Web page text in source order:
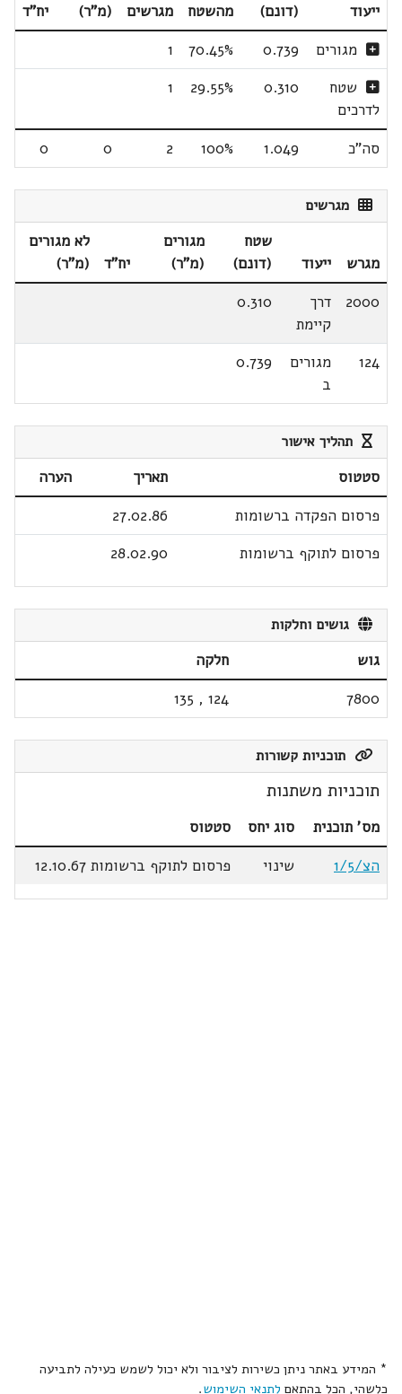
ייעוד
(דונם)
מהשטח
מגרשים
(מ"ר)
יח"ד
מגורים
0.739
70.45%
1
שטח
לדרכים
0.310
29.55%
1
סה"כ 1.049
100%
2
0
0
מגרשים
מגרש ייעוד
שטח
(דונם)
מגורים
(מ"ר)
יח"ד
לא מגורים
(מ"ר)
2000
דרך
קיימת
0.310
124
מגורים
ב
0.739
תהליך אישור
סטטוס תאריך
הערה
פרסום הפקדה ברשומות
27.02.86
פרסום לתוקף ברשומות
28.02.90
גושים וחלקות
גוש
חלקה
7800
124
,
135
תוכניות קשורות
תוכניות משתנות
מס' תוכנית סוג יחס
סטטוס
הצ/1/5
שינוי פרסום לתוקף ברשומות 12.10.67
* המידע באתר ניתן כשירות לציבור ולא יכול לשמש כעילה לתביעה
כלשהי, הכל בהתאם לתנאי השימוש.